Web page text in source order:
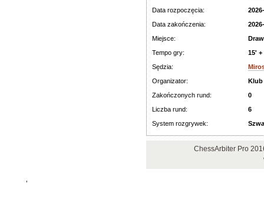
Data rozpoczęcia:
Data zakończenia:
Miejsce:
Tempo gry:
15'
Sędzia:
Organizator:
Klub
Zakończonych rund:
0
Liczba rund:
6
System rozgrywek:
ChessArbiter Pro
'